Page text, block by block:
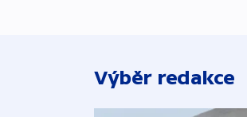
Výběr redakce